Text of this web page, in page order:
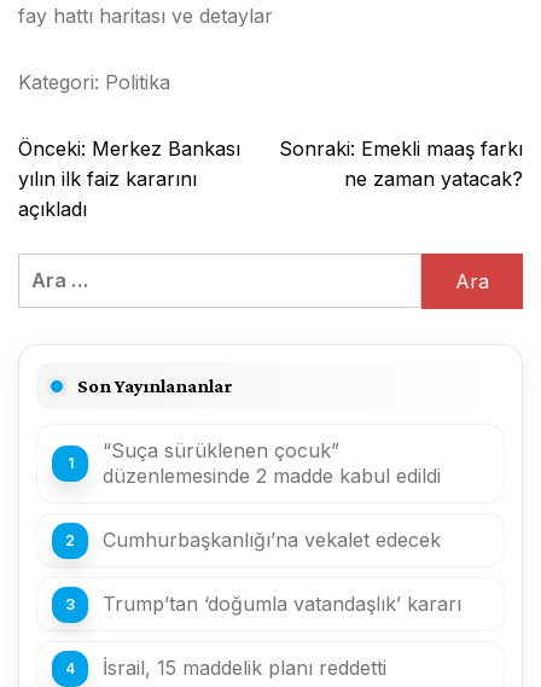
fay hattı haritası ve detaylar
Kategori: Politika
Yazı
gezinmesi
Önceki: Merkez Bankası
yılın ilk faiz kararını
açıkladı
Sonraki: Emekli maaş farkı
ne zaman yatacak?
Arama:
Son Yayınlananlar
“Suça sürüklenen çocuk”
düzenlemesinde 2 madde kabul edildi
Cumhurbaşkanlığı’na vekalet edecek
Trump’tan ‘doğumla vatandaşlık’ kararı
İsrail, 15 maddelik planı reddetti